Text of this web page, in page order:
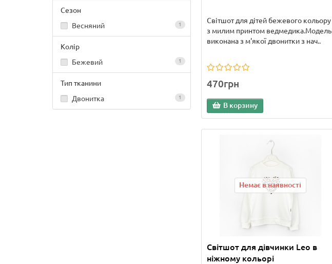
Сезон
Весняний
1
Колір
Бежевий
1
Тип тканини
Двонитка
1
Світшот для дітей бежевого кольору
з милим принтом ведмедика.Модель
виконана з м'якої двонитки з нач..
470грн
В корзину
Немає в наявності
Світшот для дівчинки Leo в
ніжному кольорі